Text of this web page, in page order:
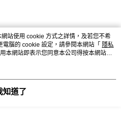
站使用 cookie 方式之詳情，及若您不希
腦的 cookie 設定，請參閱本網站「 隱私
本網站即表示您同意本公司得按本網站使
知道了